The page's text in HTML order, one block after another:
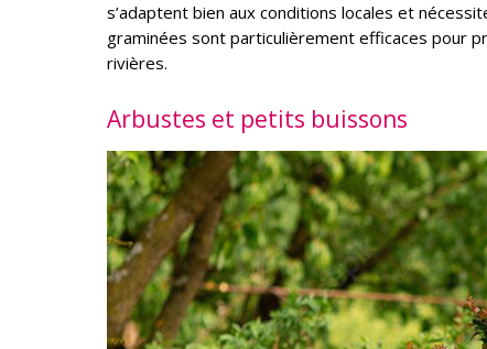
s’adaptent bien aux conditions locales et
graminées sont particulièrement efficaces pour
rivières.
Arbustes et petits buissons